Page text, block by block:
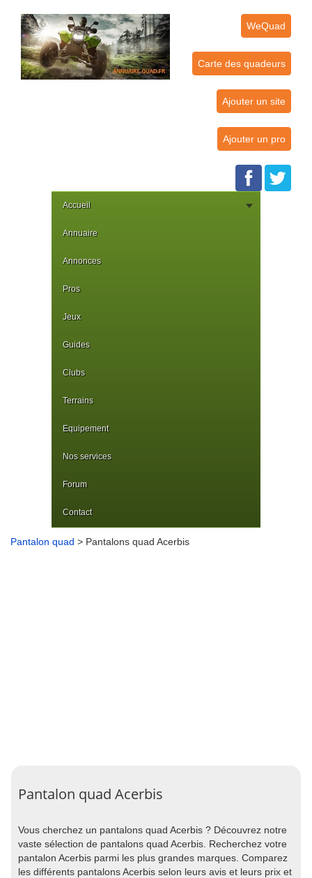
WeQuad
Carte des quadeurs
Ajouter un site
Ajouter un pro
Accueil
Annuaire
Annonces
Pros
Jeux
Guides
Clubs
Terrains
Equipement
Nos services
Forum
Contact
Pantalon quad > Pantalons quad Acerbis
Pantalon quad Acerbis
Vous cherchez un pantalons quad Acerbis ? Découvrez notre
vaste sélection de pantalons quad Acerbis. Recherchez votre
pantalon Acerbis parmi les plus grandes marques. Comparez
les différents pantalons Acerbis selon leurs avis et leurs prix et